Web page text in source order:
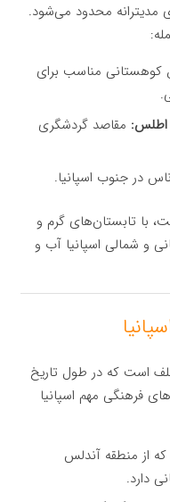
مدیترانه محدود می‌شود.
کوهستانی مناسب برای
اطلس: مقاصد گردشگری
در جنوب اسپانیا.
با تابستان‌های گرم و
و شمالی اسپانیا آب و
است که در طول تاریخ
فرهنگی مهم اسپانیا
از منطقه آندلس
دارد.